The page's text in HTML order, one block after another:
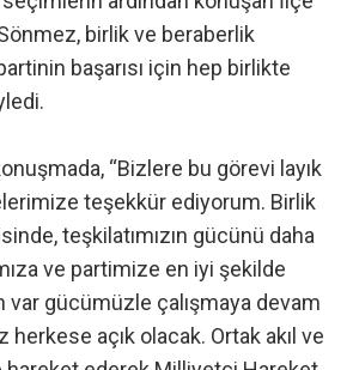
birlik ve beraberlik
başarısı için hep birlikte
“Bizlere bu görevi layık
teşekkür ediyorum. Birlik
teşkilatımızın gücünü daha
ve partimize en iyi şekilde
gücümüzle çalışmaya devam
herkese açık olacak. Ortak akıl ve